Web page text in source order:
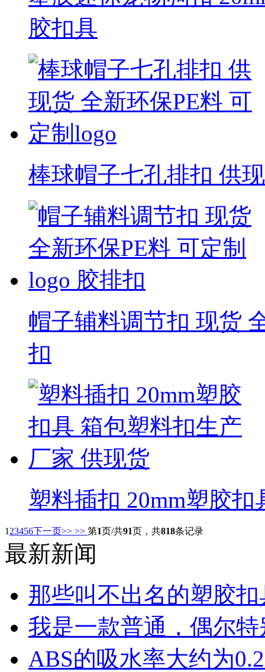
胶扣具
棒球帽子七孔排扣 供
帽子辅料调节扣 现货
扣
塑料插扣 20mm塑胶
1 23456下一页>> >> 第1页/共91页，共818条记录
最新新闻
那些叫不出名的塑胶扣
我是一款普通，偶尔
ABS的吸水率大约为